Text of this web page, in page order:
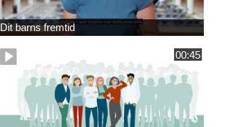
Dit barns fremtid
00:45